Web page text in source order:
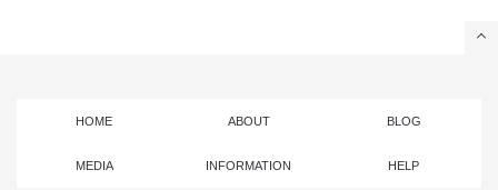
HOME ABOUT BLOG
MEDIA INFORMATION HELP